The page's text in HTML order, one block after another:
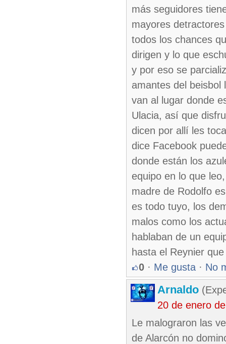
más seguidores
mayores
todos los chances
dirigen y lo que
y por eso se
amantes del beisbol
van al lugar donde
Ulacia, así que
dicen por allí les
dice Facebook
donde están los
equipo en lo que
madre de Rodolfo
es todo tuyo, los
malos como los
hablaban de un
hasta el Reynier
0 · Me gusta · No
Arnaldo
20 de enero
Le malograron las
de Alarcón no